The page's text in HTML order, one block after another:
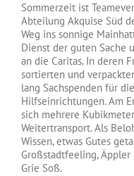
Sommerzeit ist
Abteilung Akquise Süd
Weg ins sonnige
Dienst der guten Sache
an die Caritas. In deren
sortierten und
lang Sachspenden für
Hilfseinrichtungen. Am
sich mehrere
Weitertransport. Als
Wissen, etwas Gutes
Großstadtfeeling,
Grie Soß.